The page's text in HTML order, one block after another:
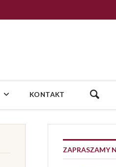
KONTAKT
ZAPRASZAMY